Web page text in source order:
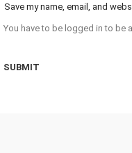
Save my name, email, and
You have to be logged in to be